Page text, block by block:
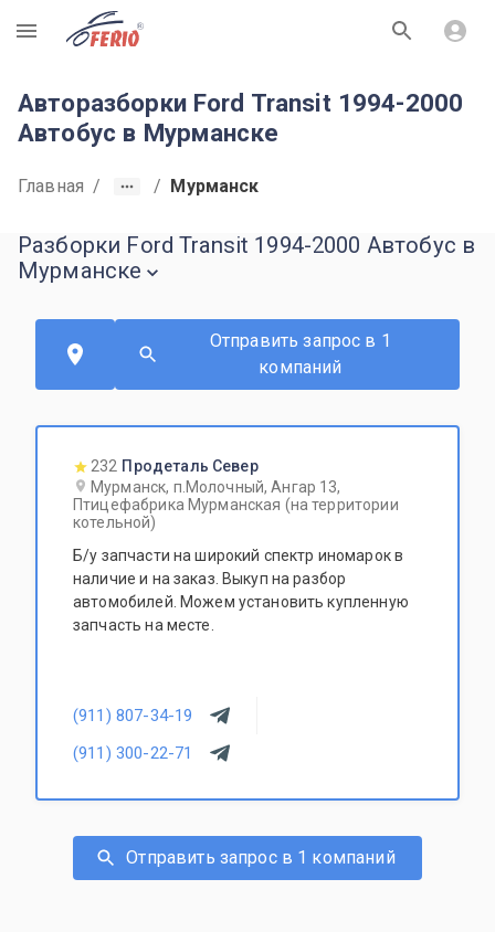
R
Авторазборки Ford Transit 1994-2000
Автобус в Мурманске
Главная / / Мурманск
Разборки Ford Transit 1994-2000 Автобус в
Мурманске
Отправить запрос в 1
компаний
232 Продеталь Север
Мурманск, п.Молочный, Ангар 13,
Птицефабрика Мурманская (на территории
котельной)
Б/у запчасти на широкий спектр иномарок в
наличие и на заказ. Выкуп на разбор
автомобилей. Можем установить купленную
запчасть на месте.
(911) 807-34-19
(911) 300-22-71
Отправить запрос в 1 компаний